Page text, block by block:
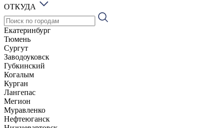
ОТКУДА
Екатеринбург
Тюмень
Сургут
Заводоуковск
Губкинский
Когалым
Курган
Лангепас
Мегион
Муравленко
Нефтеюганск